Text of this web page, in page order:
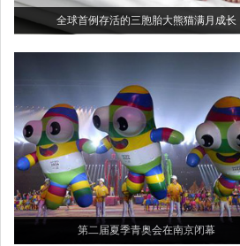
全球首例存活的三胞胎大熊猫满月成长
第二届夏季青奥会在南京闭幕